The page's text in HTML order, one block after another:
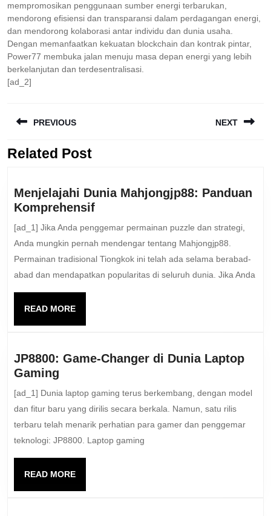
mempromosikan penggunaan sumber energi terbarukan,
mendorong efisiensi dan transparansi dalam perdagangan energi,
dan mendorong kolaborasi antar individu dan dunia usaha.
Dengan memanfaatkan kekuatan blockchain dan kontrak pintar,
Power77 membuka jalan menuju masa depan energi yang lebih
berkelanjutan dan terdesentralisasi.
[ad_2]
navigation
PREVIOUS
Previous
NEXT
Related Post
Menjelajahi Dunia Mahjongjp88: Panduan
KomprehensifMenjelajahi
Mahjongjp88:
Panduan
Komprehensif
[ad_1] Jika Anda penggemar permainan puzzle dan strategi,
Anda mungkin pernah mendengar tentang Mahjongjp88.
Permainan tradisional Tiongkok ini telah ada selama berabad-
abad dan mendapatkan popularitas di seluruh dunia. Jika Anda
READ MOREREAD
JP8800: Game-Changer di Dunia Laptop
Gaming
Game-
Changer
di
Dunia
Laptop
Gaming
[ad_1] Dunia laptop gaming terus berkembang, dengan model
dan fitur baru yang dirilis secara berkala. Namun, satu rilis
terbaru telah menarik perhatian para gamer dan penggemar
teknologi: JP8800. Laptop gaming
READ MOREREAD